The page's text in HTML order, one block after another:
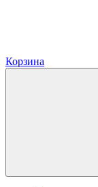
Корзина